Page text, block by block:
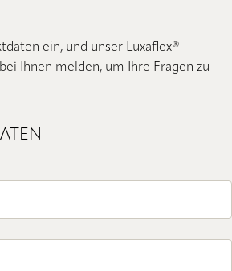
ein, und unser Luxaflex®
Ihnen melden, um Ihre Fragen zu